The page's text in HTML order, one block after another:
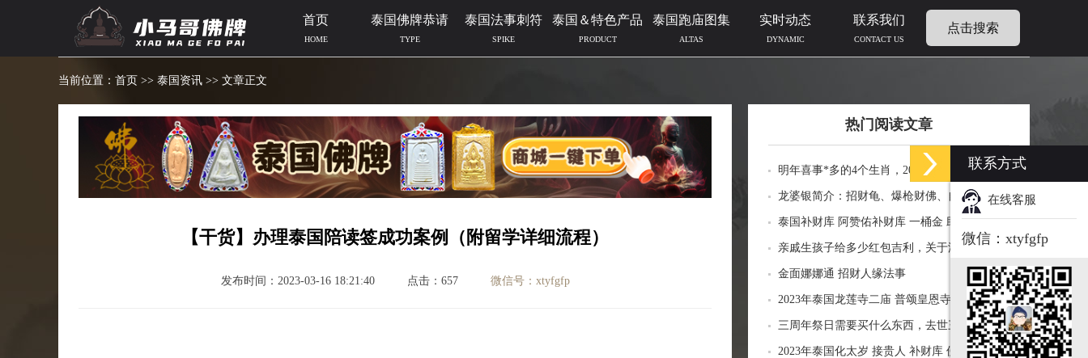
首页
HOME
泰国佛牌恭请
TYPE
泰国法事刺符
SPIKE
泰国＆特色产品
PRODUCT
泰国跑庙图集
ALTAS
实时动态
DYNAMIC
联系我们
CONTACT US
点击搜索
当前位置： 首页 >> 泰国资讯 >> 文章正文
【干货】办理泰国陪读签成功案例（附留学详细流程）
发布时间：2023-03-16 18:21:40 点击：657 微信号：xtyfgfp
热门阅读文章
明年喜事*多的4个生肖，2024年什么生肖福运
临门好事连连
龙婆银简介：招财龟、爆枪财佛、自身佛牌的
功效介绍
泰国补财库 阿赞佑补财库 一桶金 助力生意财
运财富
亲戚生孩子给多少红包吉利，关于添丁份子钱
风水讲究
金面娜娜通 招财人缘法事
2023年泰国龙莲寺二庙 普颂皇恩寺化太岁 接
贵人 补财库 佛历2566年
三周年祭日需要买什么东西，去世三周年祭祀
用品风水
2023年泰国化太岁 接贵人 补财库 佛历2566年
联系方式
在线客服
微信：xtyfgfp